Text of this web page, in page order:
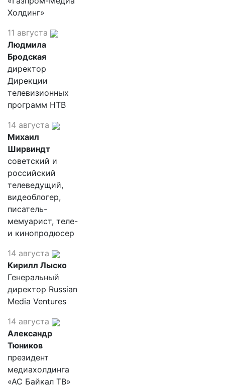
Холдинг»
11 августа
Людмила
Бродская
директор
Дирекции
телевизионных
программ НТВ
14 августа
Михаил
Ширвиндт
советский и
российский
телеведущий,
видеоблогер,
писатель-
мемуарист, теле-
и кинопродюсер
14 августа
Кирилл Лыско
Генеральный
директор Russian
Media Ventures
14 августа
Александр
Тюников
президент
медиахолдинга
«АС Байкал ТВ»